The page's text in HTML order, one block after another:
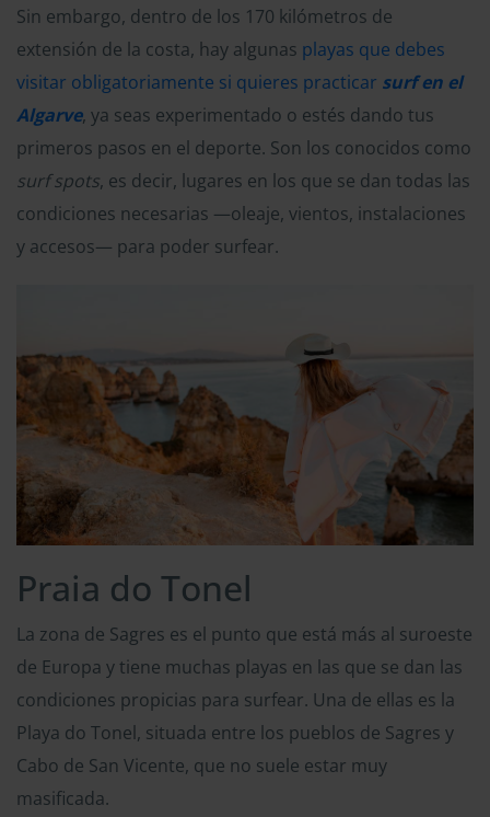
Sin embargo, dentro de los 170 kilómetros de
extensión de la costa, hay algunas playas que debes
visitar obligatoriamente si quieres practicar surf en el
Algarve, ya seas experimentado o estés dando tus
primeros pasos en el deporte. Son los conocidos como
surf spots, es decir, lugares en los que se dan todas las
condiciones necesarias —oleaje, vientos, instalaciones
y accesos— para poder surfear.
Praia do Tonel
La zona de Sagres es el punto que está más al suroeste
de Europa y tiene muchas playas en las que se dan las
condiciones propicias para surfear. Una de ellas es la
Playa do Tonel, situada entre los pueblos de Sagres y
Cabo de San Vicente, que no suele estar muy
masificada.